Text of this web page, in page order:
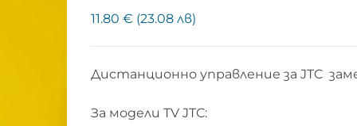
11.80 € (23.08 лв)
Дистанционно управление за JTC
За модели TV JTC: